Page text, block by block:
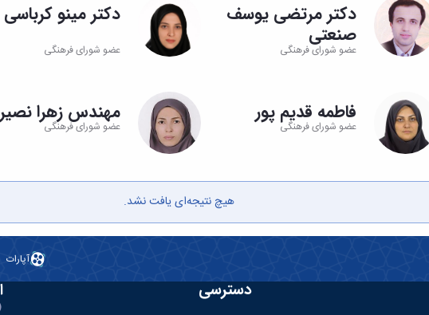
دکتر مرتضی یوسف
صنعتی
عضو شورای فرهنگی
دکتر مینو کرباسی
عضو شورای فرهنگی
فاطمه قدیم پور
عضو شورای فرهنگی
مهندس زهرا
عضو شورای فرهنگی
هیچ نتیجه‌ای یافت نشد.
آپارات
دسترسی